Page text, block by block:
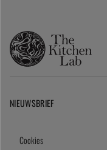
NIEUWSBRIEF
Cookies